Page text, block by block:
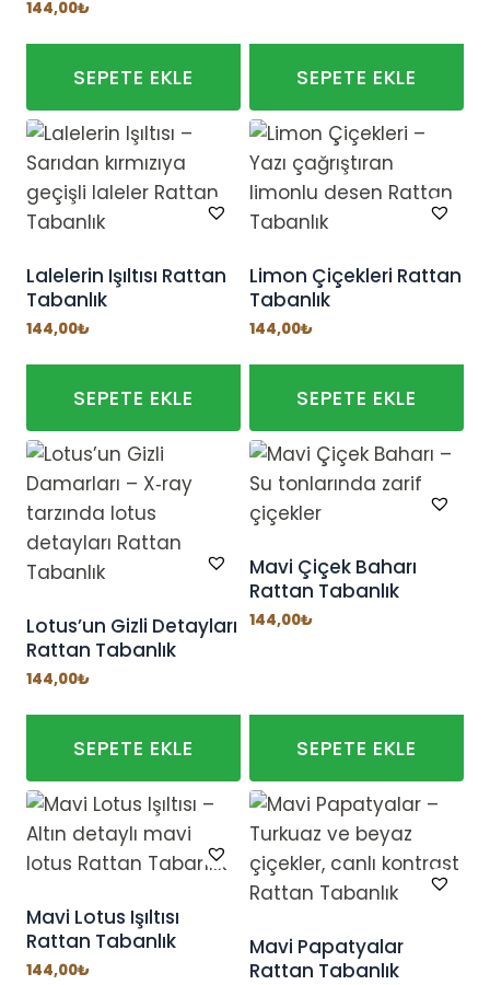
144,00₺
SEPETE EKLE SEPETE EKLE
Lalelerin Işıltısı Rattan
Tabanlık
144,00₺
SEPETE EKLE
Limon Çiçekleri Rattan
Tabanlık
144,00₺
SEPETE EKLE
Lotus’un Gizli Detayları
Rattan Tabanlık
144,00₺
SEPETE EKLE
Mavi Çiçek Baharı
Rattan Tabanlık
144,00₺
SEPETE EKLE
Mavi Lotus Işıltısı
Rattan Tabanlık
144,00₺
Mavi Papatyalar
Rattan Tabanlık